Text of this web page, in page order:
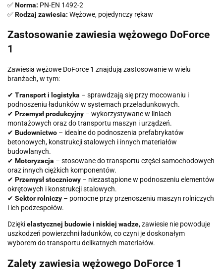
✅Norma: PN-EN 1492-2
✅Rodzaj zawiesia: Wężowe, pojedynczy rękaw
Zastosowanie zawiesia wężowego DoForce
1
Zawiesia wężowe DoForce 1 znajdują zastosowanie w wielu
branżach, w tym:
✔ Transport i logistyka – sprawdzają się przy mocowaniu i
podnoszeniu ładunków w systemach przeładunkowych.
✔ Przemysł produkcyjny – wykorzystywane w liniach
montażowych oraz do transportu maszyn i urządzeń.
✔ Budownictwo – idealne do podnoszenia prefabrykatów
betonowych, konstrukcji stalowych i innych materiałów
budowlanych.
✔ Motoryzacja – stosowane do transportu części samochodowych
oraz innych ciężkich komponentów.
✔ Przemysł stoczniowy – niezastąpione w podnoszeniu elementów
okrętowych i konstrukcji stalowych.
✔ Sektor rolniczy – pomocne przy przenoszeniu maszyn rolniczych
i ich podzespołów.
Dziękielastycznej budowie i niskiej wadze, zawiesie nie powoduje
uszkodzeń powierzchni ładunków, co czyni je doskonałym
wyborem do transportu delikatnych materiałów.
Zalety zawiesia wężowego DoForce 1